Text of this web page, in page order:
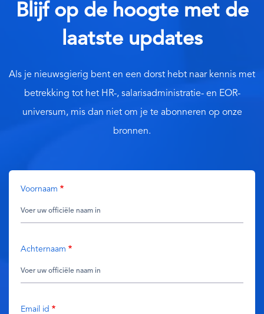
Blijf op de hoogte met de
laatste updates
Als je nieuwsgierig bent en een dorst hebt naar kennis met
betrekking tot het HR-, salarisadministratie- en EOR-
universum, mis dan niet om je te abonneren op onze
bronnen.
Voornaam
Achternaam
Email id